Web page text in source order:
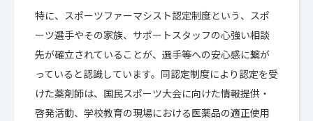
特に、スポーツファーマシスト認定制度という、スポ
ーツ選手やその家族、サポートスタッフの心強い相談
先が確立されていることが、選手等への安心感に繋が
っていると認識しています。同認定制度により認定を受
けた薬剤師は、国民スポーツ大会に向けた情報提供・
啓発活動、学校教育の現場における医薬品の適正使用